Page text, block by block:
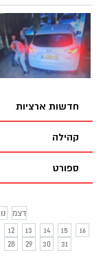
חדשות ארציות
קהילה
ספורט
דצמ
12 13 14 15
16
28 29 30 31